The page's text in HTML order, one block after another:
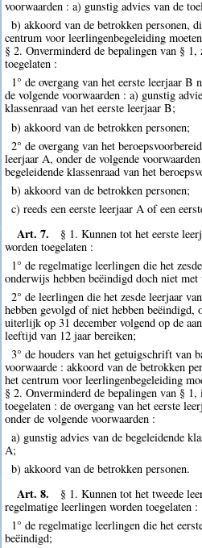
voorwaarden : a) gunstig advies van de
b) akkoord van de betrokken personen,
centrum voor leerlingenbegeleiding
§ 2. Onverminderd de bepalingen van §
toegelaten :
1° de overgang van het eerste leerjaar B
de volgende voorwaarden : a) gunstig
klassenraad van het eerste leerjaar B;
b) akkoord van de betrokken personen;
2° de overgang van het
leerjaar A, onder de volgende
begeleidende klassenraad van het
b) akkoord van de betrokken personen;
c) reeds een eerste leerjaar A of een
Art. 7.
§ 1. Kunnen tot het eerste
worden toegelaten :
1° de regelmatige leerlingen die het
onderwijs hebben beëindigd doch niet met
2° de leerlingen die het zesde leerjaar
hebben gevolgd of niet hebben beëindigd,
uiterlijk op 31 december volgend op de
leeftijd van 12 jaar bereiken;
3° de houders van het getuigschrift van
voorwaarde : akkoord van de betrokken
het centrum voor leerlingenbegeleiding
§ 2. Onverminderd de bepalingen van §
toegelaten : de overgang van het eerste
onder de volgende voorwaarden :
a) gunstig advies van de begeleidende
A;
b) akkoord van de betrokken personen.
Art. 8.
§ 1. Kunnen tot het tweede
regelmatige leerlingen worden toegelaten :
1° de regelmatige leerlingen die het
beëindigd;